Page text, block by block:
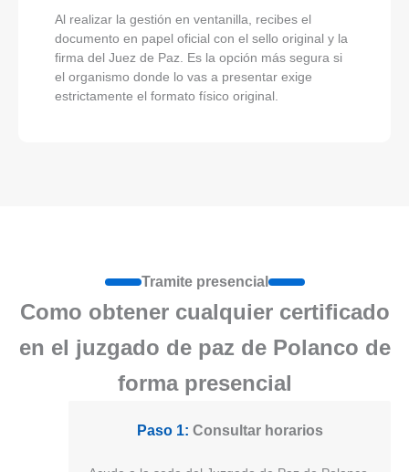
Al realizar la gestión en ventanilla, recibes el
documento en papel oficial con el sello original y la
firma del Juez de Paz. Es la opción más segura si
el organismo donde lo vas a presentar exige
estrictamente el formato físico original.
Tramite presencial
Como obtener cualquier certificado
en el juzgado de paz de Polanco de
forma presencial
Paso 1: Consultar horarios